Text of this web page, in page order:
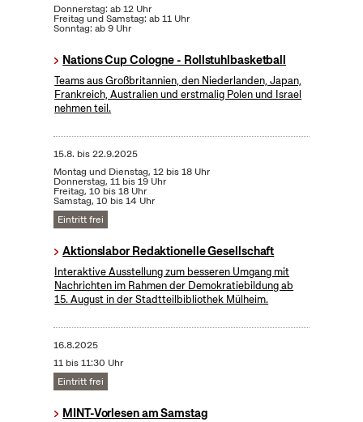
Donnerstag: ab 12 Uhr
Freitag und Samstag: ab 11 Uhr
Sonntag: ab 9 Uhr
Nations Cup Cologne - Rollstuhlbasketball
Teams aus Großbritannien, den Niederlanden, Japan,
Frankreich, Australien und erstmalig Polen und Israel
nehmen teil.
15.8. bis22.9.2025
Montag und Dienstag, 12 bis 18 Uhr
Donnerstag, 11 bis 19 Uhr
Freitag, 10 bis 18 Uhr
Samstag, 10 bis 14 Uhr
Eintritt frei
Aktionslabor Redaktionelle Gesellschaft
Interaktive Ausstellung zum besseren Umgang mit
Nachrichten im Rahmen der Demokratiebildung ab
15. August in der Stadtteilbibliothek Mülheim.
16.8.2025
11 bis 11:30 Uhr
Eintritt frei
MINT-Vorlesen am Samstag